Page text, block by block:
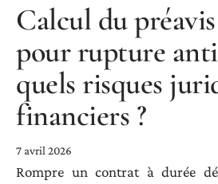
Calcul du
pour rupture
quels risques
financiers ?
7 avril 2026
Rompre un contrat à durée